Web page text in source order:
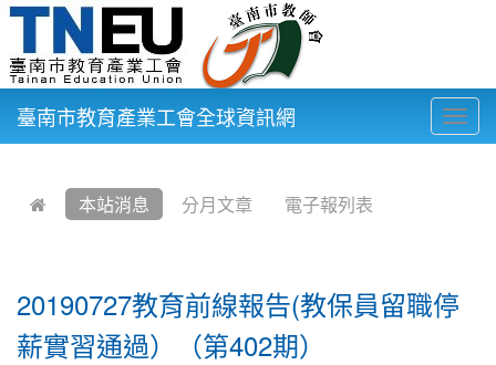
臺南市教育產業工會全球資訊網
本站消息 分月文章 電子報列表
20190727教育前線報告(教保員留職停
薪實習通過）（第402期）